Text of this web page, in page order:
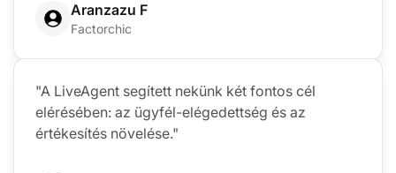
Aranzazu F
Factorchic
"A LiveAgent segített nekünk két fontos cél
elérésében: az ügyfél-elégedettség és az
értékesítés növelése."